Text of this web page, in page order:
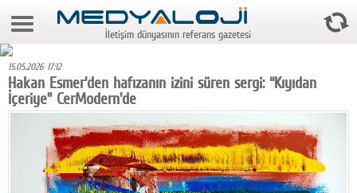
9 Ağustos 2026 16:51:33
Foto Galeri
Video Galeri
Gazeteler
Medya
İletişim dünyasının referans gazetesi
15.05.2026 17:12
Hakan Esmer'den hafızanın izini süren sergi: “Kıyıdan
İçeriye” CerModern'de